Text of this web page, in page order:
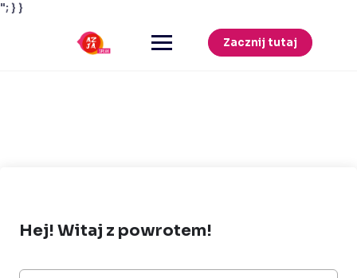
"; } }
Zacznij tutaj
Hej! Witaj z powrotem!